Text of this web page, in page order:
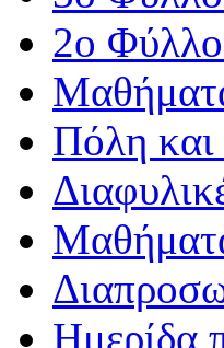
2ο
Πόλη
Ημερίδα